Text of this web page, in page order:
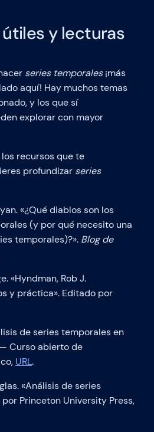
y lecturas
series temporales¡más
aquí! Hay muchos temas
y los que sí
explorar con mayor
recursos que te
profundizar series
«¿Qué diablos son los
(y por qué necesito una
temporales)?». Blog de
«Hyndman, Rob J.
y práctica». Editado por
de series temporales en
— Curso abierto de
URL.
«Análisis de series
Princeton University Press,